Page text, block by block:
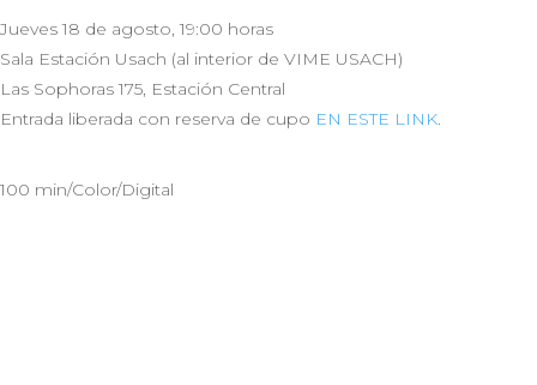
Jueves 18 de agosto, 19:00 horas
Sala Estación Usach (al interior de VIME USACH)
Las Sophoras 175, Estación Central
Entrada liberada con reserva de cupo EN ESTE LINK.
100 min/Color/Digital